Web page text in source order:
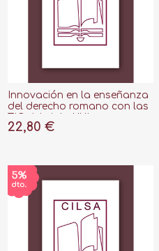
Innovación en la enseñanza
del derecho romano con las
22,80 €